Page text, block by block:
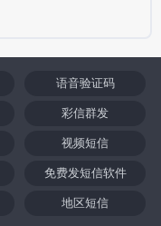
语音验证码
彩信群发
视频短信
免费发短信软件
地区短信